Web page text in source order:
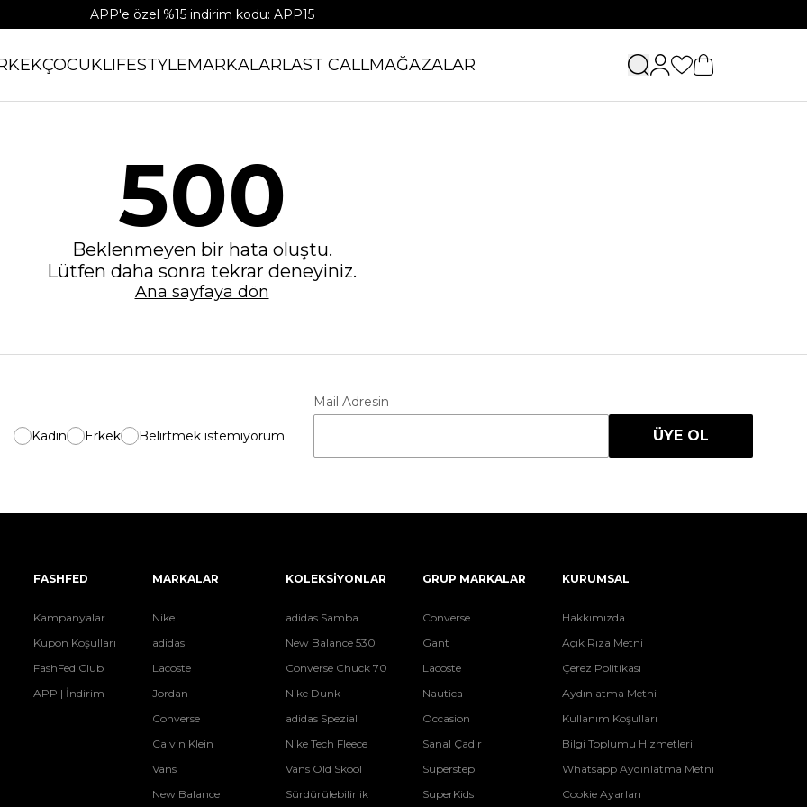
APP'e özel %15 indirim kodu: APP15
ÇOCUKLIFESTYLEMARKALARLAST CALLMAĞAZALAR
500
Beklenmeyen bir hata oluştu.
Lütfen daha sonra tekrar deneyiniz.
Ana sayfaya dön
Kadın Erkek Belirtmek istemiyorum
Mail Adresin
ÜYE OL
FASHFED
Kampanyalar
Kupon Koşulları
FashFed Club
APP | İndirim
MARKALAR
Nike
adidas
Lacoste
Jordan
Converse
Calvin Klein
Vans
New Balance
KOLEKSİYONLAR
adidas Samba
New Balance 530
Converse Chuck 70
Nike Dunk
adidas Spezial
Nike Tech Fleece
Vans Old Skool
Sürdürülebilirlik
GRUP MARKALAR
Converse
Gant
Lacoste
Nautica
Occasion
Sanal Çadır
Superstep
SuperKids
KURUMSAL
Hakkımızda
Açık Rıza Metni
Çerez Politikası
Aydınlatma Metni
Kullanım Koşulları
Bilgi Toplumu Hizmetleri
Whatsapp Aydınlatma Metni
Cookie Ayarları